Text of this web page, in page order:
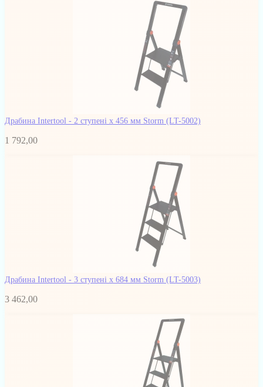
Драбина Intertool - 2 ступені x 456 мм Storm (LT-5002)
1 792,00
Драбина Intertool - 3 ступені x 684 мм Storm (LT-5003)
3 462,00